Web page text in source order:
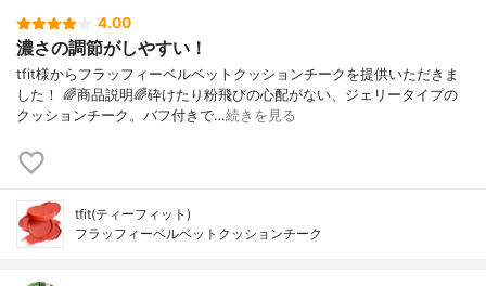
4.00
濃さの調節がしやすい！
tfit様からフラッフィーベルベットクッションチークを提供いただきま
した！ 🌈商品説明🌈砕けたり粉飛びの心配がない、ジェリータイプの
クッションチーク。バフ付きで…続きを見る
tfit(ティーフィット)
フラッフィーベルベットクッションチーク